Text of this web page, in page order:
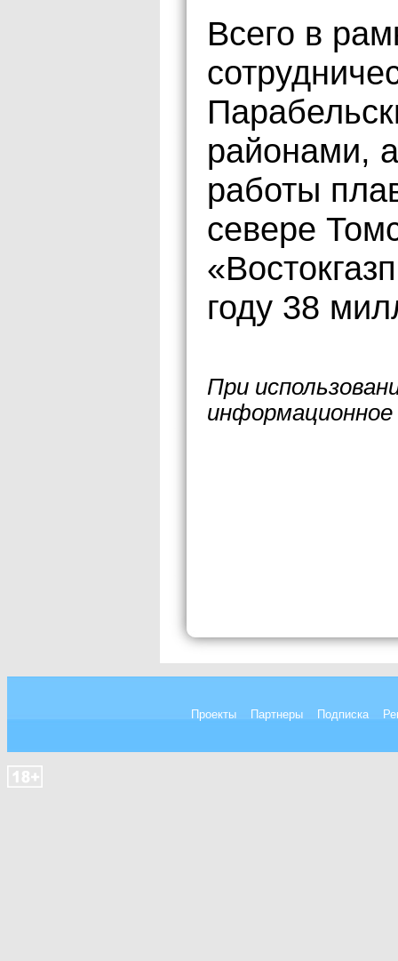
Всего в
районами,
работы
севере
году 38
При
Проекты Партнеры Подписка